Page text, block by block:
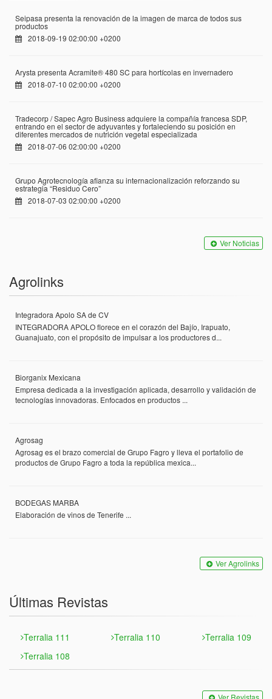
Seipasa presenta la renovación de la imagen de marca de todos sus
productos
2018-09-19 02:00:00 +0200
Arysta presenta Acramite® 480 SC para hortícolas en invernadero
2018-07-10 02:00:00 +0200
Tradecorp / Sapec Agro Business adquiere la compañía francesa SDP,
entrando en el sector de adyuvantes y fortaleciendo su posición en
diferentes mercados de nutrición vegetal especializada
2018-07-06 02:00:00 +0200
Grupo Agrotecnología afianza su internacionalización reforzando su
estrategia “Residuo Cero”
2018-07-03 02:00:00 +0200
Ver Noticias
Agrolinks
Integradora Apolo SA de CV
INTEGRADORA APOLO florece en el corazón del Bajío, Irapuato,
Guanajuato, con el propósito de impulsar a los productores d...
Biorganix Mexicana
Empresa dedicada a la investigación aplicada, desarrollo y validación de
tecnologías innovadoras. Enfocados en productos ...
Agrosag
Agrosag es el brazo comercial de Grupo Fagro y lleva el portafolio de
productos de Grupo Fagro a toda la república mexica...
BODEGAS MARBA
Elaboración de vinos de Tenerife ...
Ver Agrolinks
Últimas Revistas
Terralia 111 Terralia 110
Terralia 109
Terralia 108
Ver Revistas